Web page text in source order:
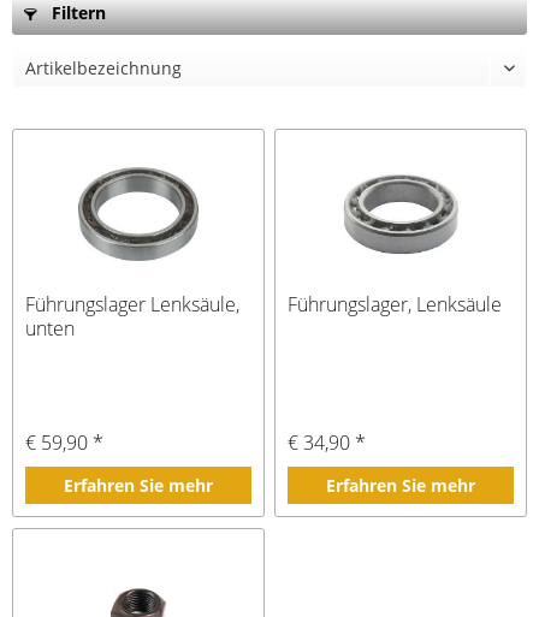
Filtern
Führungslager Lenksäule,
unten
€ 59,90 *
Erfahren Sie mehr
Führungslager, Lenksäule
€ 34,90 *
Erfahren Sie mehr